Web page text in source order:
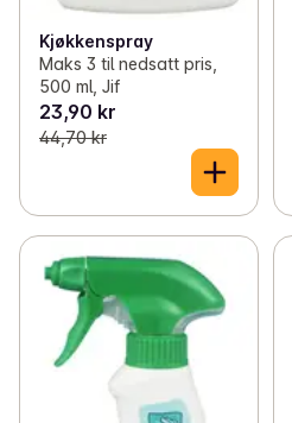
Kjøkkenspray
Maks 3 til nedsatt pris,
500 ml, Jif
23,90 kr
44,70 kr